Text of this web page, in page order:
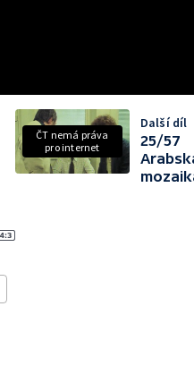
ČT nemá práva
pro internet
Další díl
25/57